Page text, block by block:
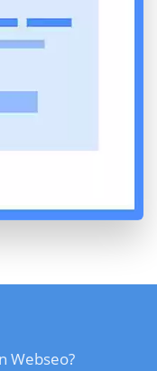
Webseo?